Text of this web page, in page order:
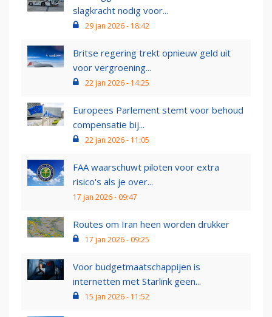
slagkracht nodig voor...
29 jan 2026 - 18:42
Britse regering trekt opnieuw geld uit
voor vergroening...
22 jan 2026 - 14:25
Europees Parlement stemt voor behoud
compensatie bij...
22 jan 2026 - 11:05
FAA waarschuwt piloten voor extra
risico's als je over...
17 jan 2026 - 09:47
Routes om Iran heen worden drukker
17 jan 2026 - 09:25
Voor budgetmaatschappijen is
internetten met Starlink geen...
15 jan 2026 - 11:52